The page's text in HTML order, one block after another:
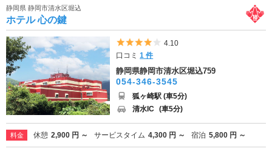
静岡県 静岡市清水区堀込
ホテル 心の鍵
5つ星のうち4
4.10
口コミ1 件
静岡県静岡市清水区堀込759
054-346-3545
狐ヶ崎駅 (車5分)
清水IC (車5分)
料金 休憩 2,900 円 ～ サービスタイム 4,300 円 ～ 宿泊 5,800 円 ～